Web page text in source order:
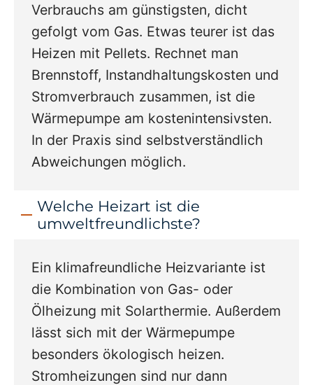
Verbrauchs am günstigsten, dicht
gefolgt vom Gas. Etwas teurer ist das
Heizen mit Pellets. Rechnet man
Brennstoff, Instandhaltungskosten und
Stromverbrauch zusammen, ist die
Wärmepumpe am kostenintensivsten.
In der Praxis sind selbstverständlich
Abweichungen möglich.
Welche Heizart ist die
umweltfreundlichste?
Ein klimafreundliche Heizvariante ist
die Kombination von Gas- oder
Ölheizung mit Solarthermie. Außerdem
lässt sich mit der Wärmepumpe
besonders ökologisch heizen.
Stromheizungen sind nur dann